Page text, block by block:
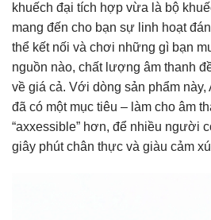
khuếch đại tích hợp vừa là bộ
mang đến cho bạn sự linh hoạt
thể kết nối và chơi những gì bạn
nguồn nào, chất lượng âm thanh
về giá cả. Với dòng sản phẩm
đã có một mục tiêu – làm cho âm
“axxessible” hơn, để nhiều người
giây phút chân thực và giàu cảm